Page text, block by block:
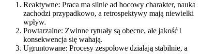
Reaktywne: Praca ma silnie ad hocowy charakter, nauka
zachodzi przypadkowo, a retrospektywy mają niewielki
wpływ.
Powtarzalne: Zwinne rytuały są obecne, ale jakość i
konsekwencja się wahają.
Ugruntowane: Procesy zespołowe działają stabilnie, a